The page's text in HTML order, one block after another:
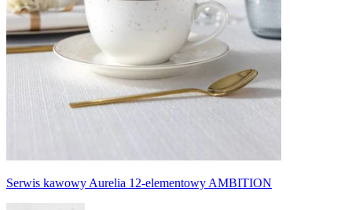
Serwis kawowy Aurelia 12-elementowy AMBITION